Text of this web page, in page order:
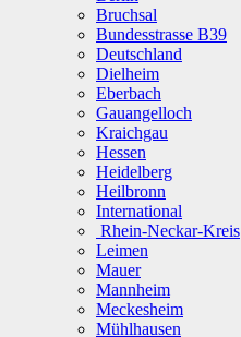
Bruchsal
Bundesstrasse B39
Deutschland
Dielheim
Eberbach
Gauangelloch
Kraichgau
Hessen
Heidelberg
Heilbronn
International
Rhein-Neckar-Kreis
Leimen
Mauer
Mannheim
Meckesheim
Mühlhausen